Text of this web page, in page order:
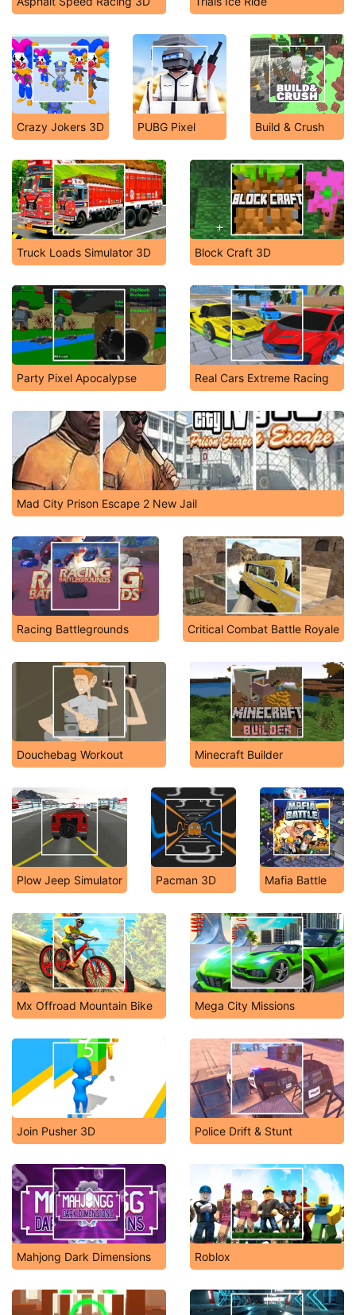
Crazy Jokers 3D PUBG Pixel Build & Crush
Truck Loads Simulator 3D Block Craft 3D
Party Pixel Apocalypse Real Cars Extreme Racing
Mad City Prison Escape 2 New Jail
Racing Battlegrounds Critical Combat Battle Royale
Douchebag Workout Minecraft Builder
Plow Jeep Simulator Pacman 3D Mafia Battle
Mx Offroad Mountain Bike Mega City Missions
Join Pusher 3D Police Drift & Stunt
Mahjong Dark Dimensions Roblox